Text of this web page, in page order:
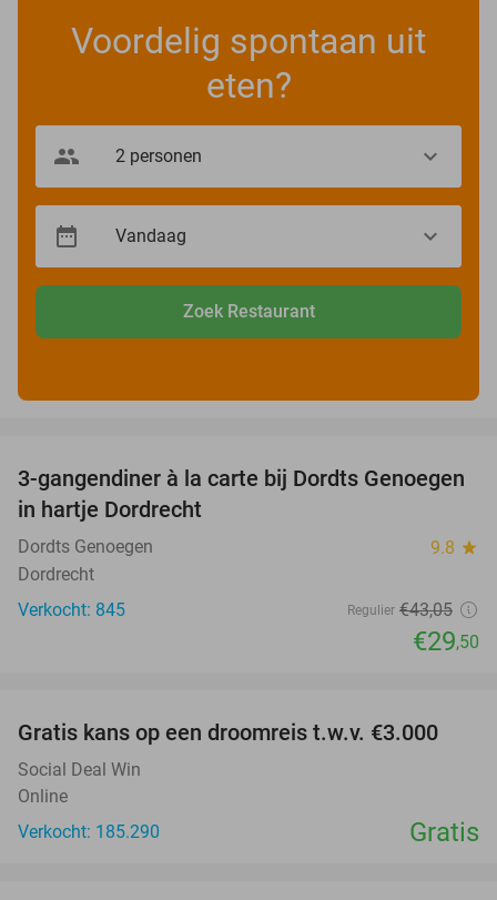
Voordelig spontaan uit
eten?
Zoek Restaurant
31%
3-gangendiner à la carte bij Dordts Genoegen
in hartje Dordrecht
Dordts Genoegen 9.8 star
Dordrecht
Verkocht: 845
Regulier €43,05
€29,50
Gratis kans op een droomreis t.w.v. €3.000
Social Deal Win
Online
Verkocht: 185.290
Gratis